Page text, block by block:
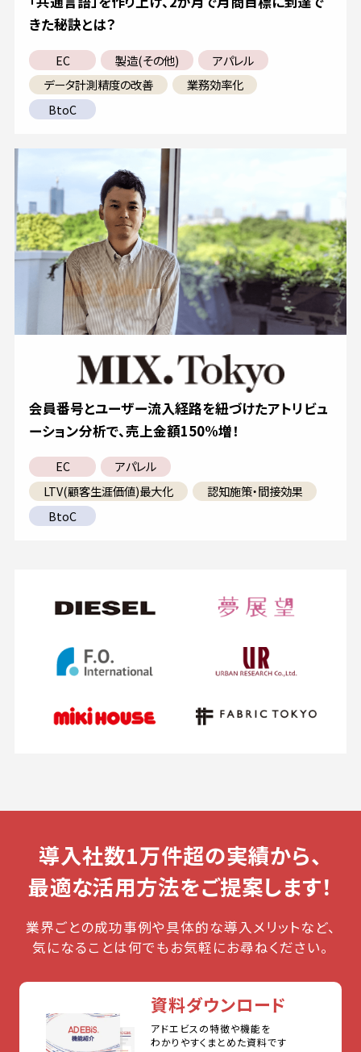
きた秘訣とは？
EC 製造(その他)
アパレル
データ計測精度の改善
業務効率化
BtoC
会員番号とユーザー流入経路を紐づけたアトリビュ
ーション分析で、売上金額150%増！
EC
アパレル
LTV(顧客生涯価値)最大化
認知施策・間接効果
BtoC
導入社数1万件超の実績から、
最適な活用方法をご提案します！
業界ごとの成功事例や具体的な導入メリットなど、
気になることは何でもお気軽にお尋ねください。
資料ダウンロード
アドエビスの特徴や機能を
わかりやすくまとめた資料です